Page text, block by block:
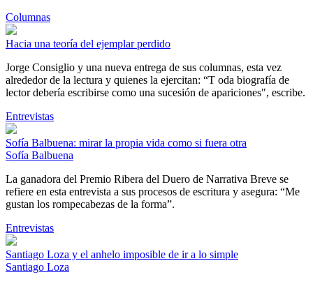
Columnas
Hacia una teoría del ejemplar perdido
Jorge Consiglio y una nueva entrega de sus columnas, esta vez
alrededor de la lectura y quienes la ejercitan: “T oda biografía de
lector debería escribirse como una sucesión de apariciones", escribe.
Entrevistas
Sofía Balbuena: mirar la propia vida como si fuera otra
Sofía Balbuena
La ganadora del Premio Ribera del Duero de Narrativa Breve se
refiere en esta entrevista a sus procesos de escritura y asegura: “Me
gustan los rompecabezas de la forma”.
Entrevistas
Santiago Loza y el anhelo imposible de ir a lo simple
Santiago Loza